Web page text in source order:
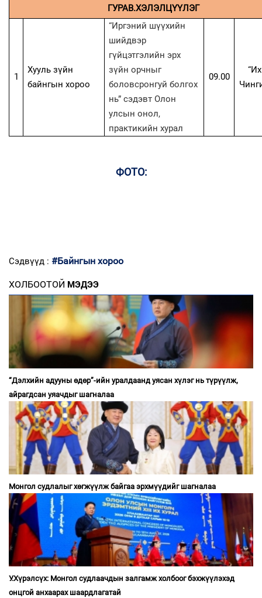
ГУРАВ.ХЭЛЭЛЦҮҮЛЭГ
1
Хууль зүйн
байнгын хороо
“Иргэний шүүхийн
шийдвэр
гүйцэтгэлийн эрх
зүйн орчныг
боловсронгуй болгох
нь” сэдэвт Олон
улсын онол,
практикийн хурал
09.00
ФОТО:
Сэдвүүд : #Байнгын хороо
ХОЛБООТОЙ МЭДЭЭ
“Дэлхийн адууны өдөр”-ийн уралдаанд уясан хүлэг нь түрүүлж,
айрагдсан уяачдыг шагналаа
Монгол судлалыг хөгжүүлж байгаа эрхмүүдийг шагналаа
У.Хүрэлсүх: Монгол судлаачдын залгамж холбоог бэхжүүлэхэд
онцгой анхаарах шаардлагатай